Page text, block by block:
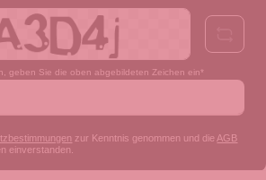
geben Sie die oben abgebildeten Zeichen ein*
zur Kenntnis genommen und die AGB
einverstanden.